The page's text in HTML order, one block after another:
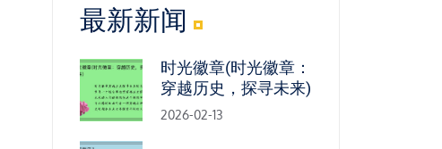
最新新闻
时光徽章(时光徽章：
穿越历史，探寻未来)
2026-02-13